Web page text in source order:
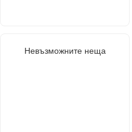
Невъзможните неща